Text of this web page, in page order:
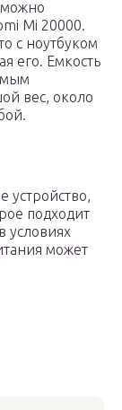
можно
Mi 20000.
с ноутбуком
его. Емкость
вес, около
устройство,
подходит
условиях
может